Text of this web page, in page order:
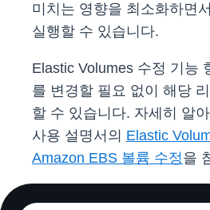
미치는 영향을 최소화하면
실행할 수 있습니다.
Elastic Volumes 수정 기능
를 변경할 필요 없이 해당
할 수 있습니다. 자세히 알
사용 설명서의 Elastic
Amazon EBS 볼륨 수정을